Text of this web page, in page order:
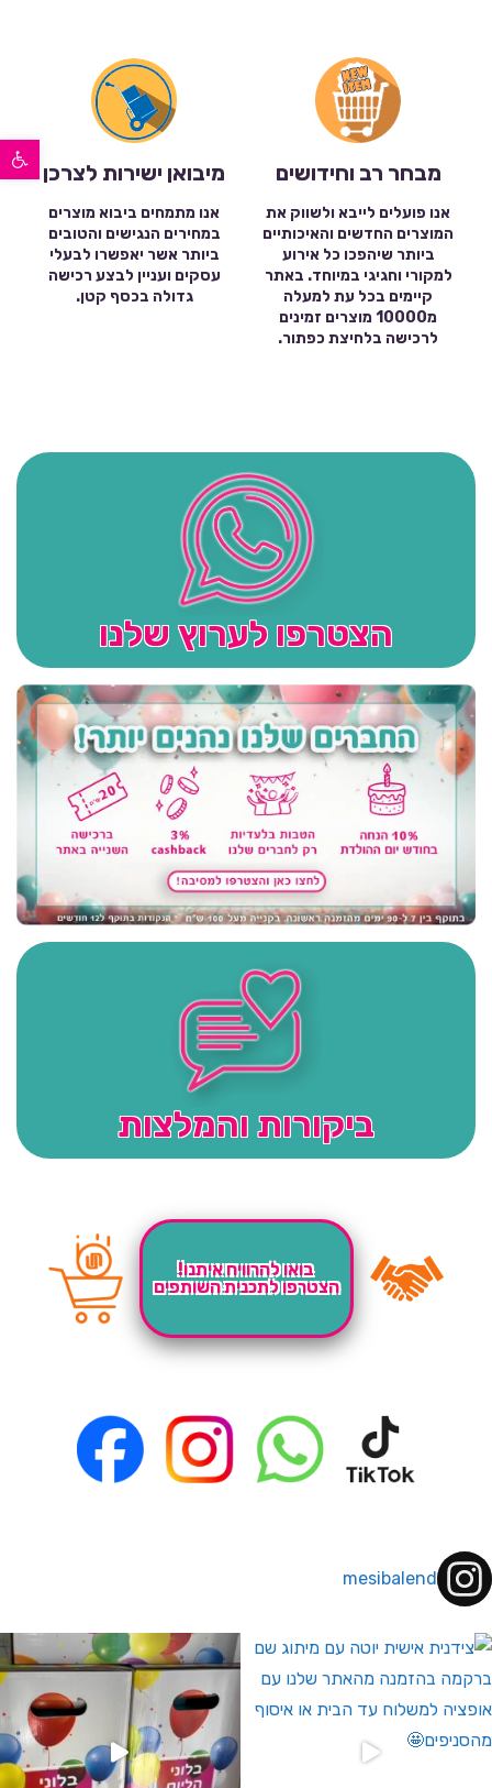
פתח סרגל נגישות
מבחר רב וחידושים
אנו פועלים לייבא ולשווק את
המוצרים החדשים והאיכותיים
ביותר שיהפכו כל אירוע
למקורי וחגיגי במיוחד. באתר
קיימים בכל עת למעלה
מ10000 מוצרים זמינים
לרכישה בלחיצת כפתור.
מיבואן ישירות לצרכן
אנו מתמחים ביבוא מוצרים
במחירים הנגישים והטובים
ביותר אשר יאפשרו לבעלי
עסקים ועניין לבצע רכישה
גדולה בכסף קטן.
הצטרפו לערוץ שלנו
ביקורות והמלצות
בואו להרוויח איתנו!
הצטרפו לתכנית השותפים
mesibalend
לחברי מועדון ומצטרפים חדשים🤍